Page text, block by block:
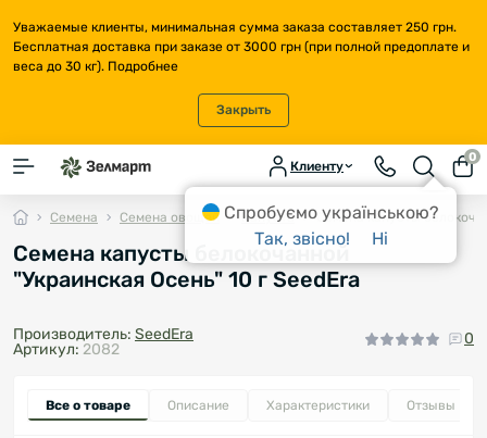
Уважаемые клиенты, минимальная сумма заказа составляет 250 грн.
Бесплатная доставка при заказе от 3000 грн (при полной предоплате и
веса до 30 кг). Подробнее
Закрыть
Клиенту
0
Семена Семена овощей Капуста Семена капусты
Семена капусты белокочанной
"Украинская Осень" 10 г SeedEra
Производитель: SeedEra
Артикул: 2082
0
Все о товаре Описание Характеристики Отзывы
Спробуємо українською?
Так, звісно!
Ні